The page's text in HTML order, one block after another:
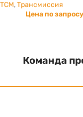
TCM,Трансмиссия
Цена по запросу
Команда